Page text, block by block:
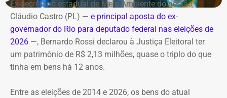
Horário: 20h
Transmissão: Canal Band, BandNews FM e YouTube do
TEMPO REAL
Pré-hora: 19h, com cobertura especial pelo YouTube do
TEMPO REAL
controlar o fogo.
A operação mobilizou cerca de 40 militares, 11 viaturas e
4 unidades operacionais.
Ex-secretário estadual de Meio Ambiente do gestão
Cláudio Castro (PL) — e principal aposta do ex-
governador do Rio para deputado federal nas eleições de
2026 —, Bernardo Rossi declarou à Justiça Eleitoral ter
um patrimônio de R$ 2,13 milhões, quase o triplo do que
tinha em bens há 12 anos.
Entre as eleições de 2014 e 2026, os bens do atual